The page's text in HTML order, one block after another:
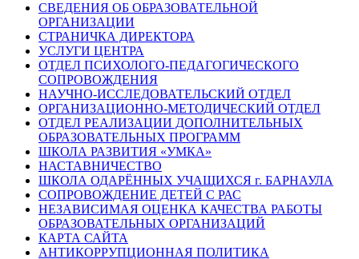
СВЕДЕНИЯ ОБ ОБРАЗОВАТЕЛЬНОЙ
ОРГАНИЗАЦИИ
СТРАНИЧКА ДИРЕКТОРА
УСЛУГИ ЦЕНТРА
ОТДЕЛ ПСИХОЛОГО-ПЕДАГОГИЧЕСКОГО
СОПРОВОЖДЕНИЯ
НАУЧНО-ИССЛЕДОВАТЕЛЬСКИЙ ОТДЕЛ
ОРГАНИЗАЦИОННО-МЕТОДИЧЕСКИЙ ОТДЕЛ
ОТДЕЛ РЕАЛИЗАЦИИ ДОПОЛНИТЕЛЬНЫХ
ОБРАЗОВАТЕЛЬНЫХ ПРОГРАММ
ШКОЛА РАЗВИТИЯ «УМКА»
НАСТАВНИЧЕСТВО
ШКОЛА ОДАРЁННЫХ УЧАЩИХСЯ г. БАРНАУЛА
СОПРОВОЖДЕНИЕ ДЕТЕЙ С РАС
НЕЗАВИСИМАЯ ОЦЕНКА КАЧЕСТВА РАБОТЫ
ОБРАЗОВАТЕЛЬНЫХ ОРГАНИЗАЦИЙ
КАРТА САЙТА
АНТИКОРРУПЦИОННАЯ ПОЛИТИКА